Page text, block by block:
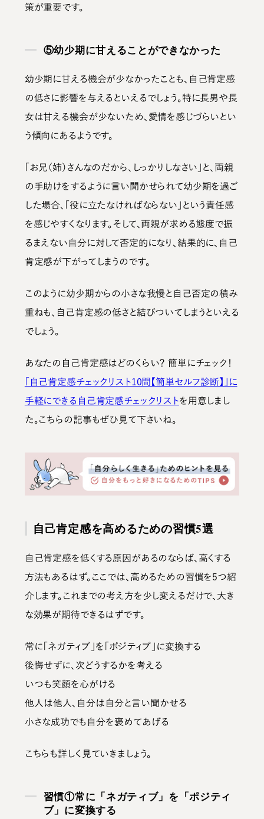
策が重要です。
⑤幼少期に甘えることができなかった
幼少期に甘える機会が少なかったことも、自己肯定感
の低さに影響を与えるといえるでしょう。特に長男や長
女は甘える機会が少ないため、愛情を感じづらいとい
う傾向にあるようです。
「お兄（姉）さんなのだから、しっかりしなさい」と、両親
の手助けをするように言い聞かせられて幼少期を過ご
した場合、「役に立たなければならない」という責任感
を感じやすくなります。そして、両親が求める態度で振
るまえない自分に対して否定的になり、結果的に、自己
肯定感が下がってしまうのです。
このように幼少期からの小さな我慢と自己否定の積み
重ねも、自己肯定感の低さと結びついてしまうといえる
でしょう。
あなたの自己肯定感はどのくらい？ 簡単にチェック！
「自己肯定感チェックリスト10問【簡単セルフ診断】」に
手軽にできる自己肯定感チェックリストを用意しまし
た。こちらの記事もぜひ見て下さいね。
自己肯定感を高めるための習慣5選
自己肯定感を低くする原因があるのならば、高くする
方法もあるはず。ここでは、 高めるための習慣を5つ紹
介します。これまでの考え方を少し変えるだけで、大き
な効果が期待できるはずです。
常に「ネガティブ」を「ポジティブ」に変換する
後悔せずに、次どうするかを考える
いつも笑顔を心がける
他人は他人、自分は自分と言い聞かせる
小さな成功でも自分を褒めてあげる
こちらも詳しく見ていきましょう。
習慣①常に「ネガティブ」を「ポジティ
ブ」に変換する